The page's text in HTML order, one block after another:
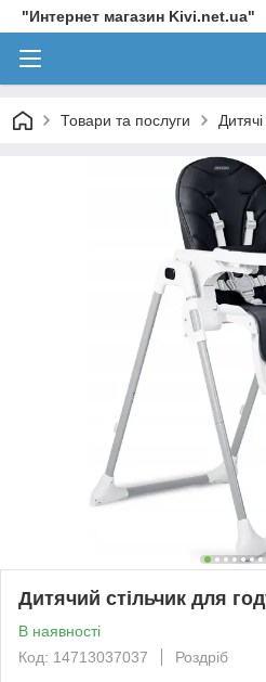
"Интернет магазин Kivi.net.ua"
Товари та послуги
Дитячий стільчик для
В наявності
Код: 14713037037
Роздріб